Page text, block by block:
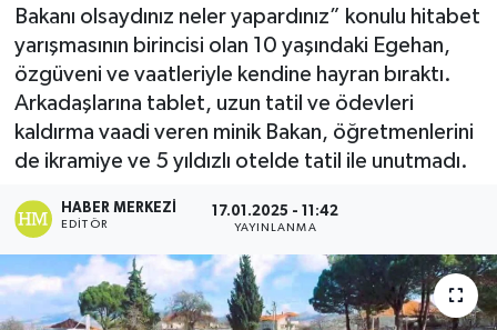
Bakanı olsaydınız neler yapardınız” konulu hitabet
yarışmasının birincisi olan 10 yaşındaki Egehan,
özgüveni ve vaatleriyle kendine hayran bıraktı.
Arkadaşlarına tablet, uzun tatil ve ödevleri
kaldırma vaadi veren minik Bakan, öğretmenlerini
de ikramiye ve 5 yıldızlı otelde tatil ile unutmadı.
HABER MERKEZI
EDITÖR
17.01.2025 - 11:42
YAYINLANMA
KÜLTÜR SANAT
SPOR
MAGAZİN
ÖZEL HABER
DTO
RESMİ REKLAM
Son Dakika Haberleri
Haber Arşivi